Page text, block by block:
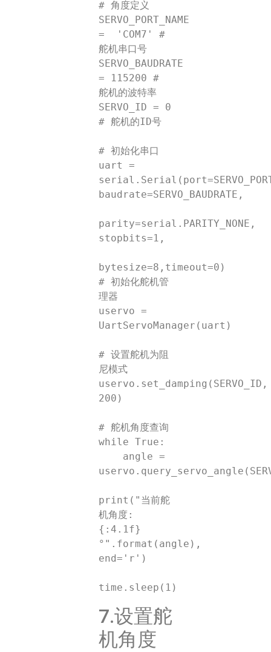
# 角度定义
SERVO_PORT_NAME
=  'COM7' #
舵机串口号
SERVO_BAUDRATE
= 115200 #
舵机的波特率
SERVO_ID = 0
# 舵机的ID号
# 初始化串口
uart =
baudrate=SERVO_BAUDRATE,
parity=serial.PARITY_NONE,
stopbits=1,
bytesize=8,timeout=0)
# 初始化舵机管
理器
uservo =
UartServoManager(uart)
# 设置舵机为阻
尼模式
uservo.set_damping(SERVO_ID,
200)
# 舵机角度查询
while True:
print("当前舵
机角度:
{:4.1f}
°".format(angle),
end='r')
7.设置舵
机角度